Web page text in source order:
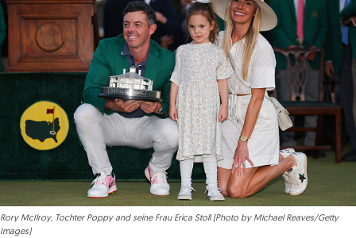
Rory McIlroy, Tochter Poppy and seine Frau Erica Stoll (Photo by Michael Reaves/Getty
Images)